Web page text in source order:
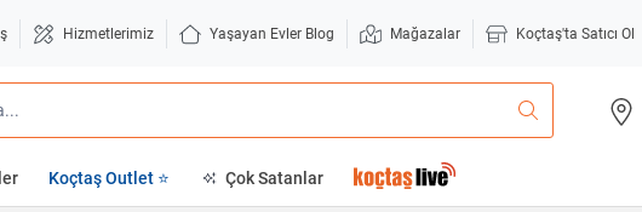
Hizmetlerimiz Yaşayan Evler Blog Mağazalar Koçtaş'ta Satıcı Ol
Koçtaş Outlet ⭐ Çok Satanlar